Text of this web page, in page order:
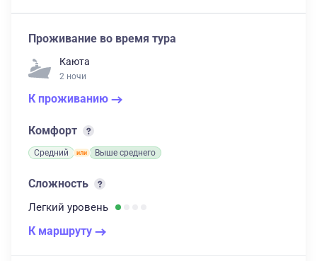
Проживание во время тура
Каюта
2 ночи
К проживанию
Комфорт
Средний Выше среднего
Сложность
Легкий уровень
К маршруту